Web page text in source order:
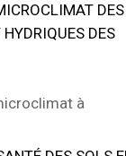
DES
DES
à